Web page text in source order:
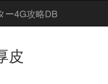
ー4G攻略DB
皮